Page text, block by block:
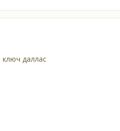
ключ даллас